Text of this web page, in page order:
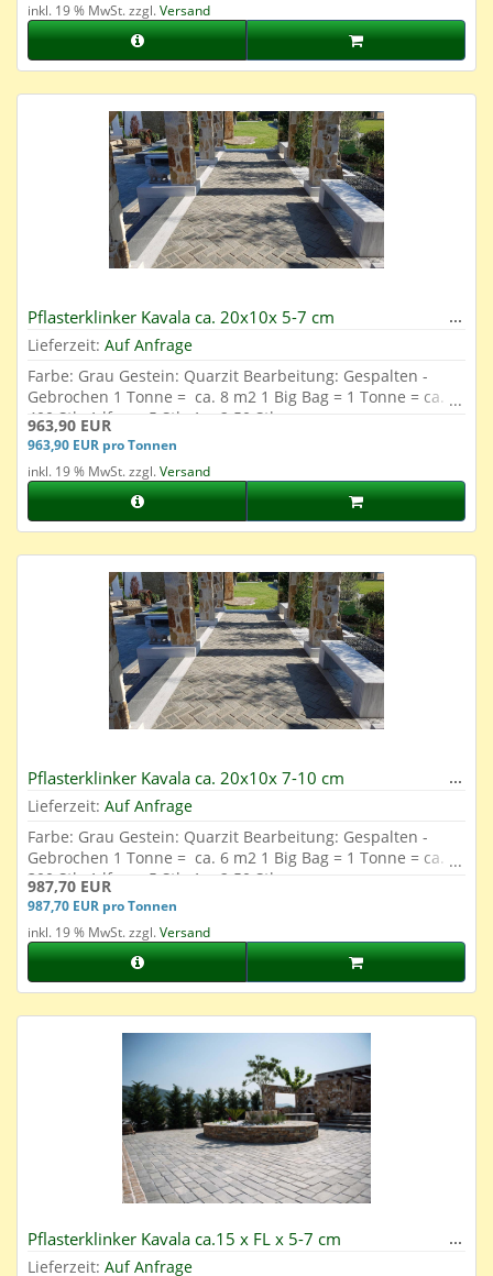
inkl. 19 % MwSt. zzgl.Versand
Pflasterklinker Kavala ca. 20x10x 5-7 cm
Lieferzeit: Auf Anfrage
Farbe: Grau Gestein: Quarzit Bearbeitung: Gespalten -
Gebrochen 1 Tonne = ca. 8 m2 1 Big Bag = 1 Tonne = ca.
400 Stk. 1 lfm. = 5 Stk. 1 m2 50 Stk.
963,90 EUR
963,90 EUR pro Tonnen
inkl. 19 % MwSt. zzgl.Versand
Pflasterklinker Kavala ca. 20x10x 7-10 cm
Lieferzeit: Auf Anfrage
Farbe: Grau Gestein: Quarzit Bearbeitung: Gespalten -
Gebrochen 1 Tonne = ca. 6 m2 1 Big Bag = 1 Tonne = ca.
300 Stk. 1 lfm. = 5 Stk. 1 m2 50 Stk.
987,70 EUR
987,70 EUR pro Tonnen
inkl. 19 % MwSt. zzgl.Versand
Pflasterklinker Kavala ca.15 x FL x 5-7 cm
Lieferzeit: Auf Anfrage